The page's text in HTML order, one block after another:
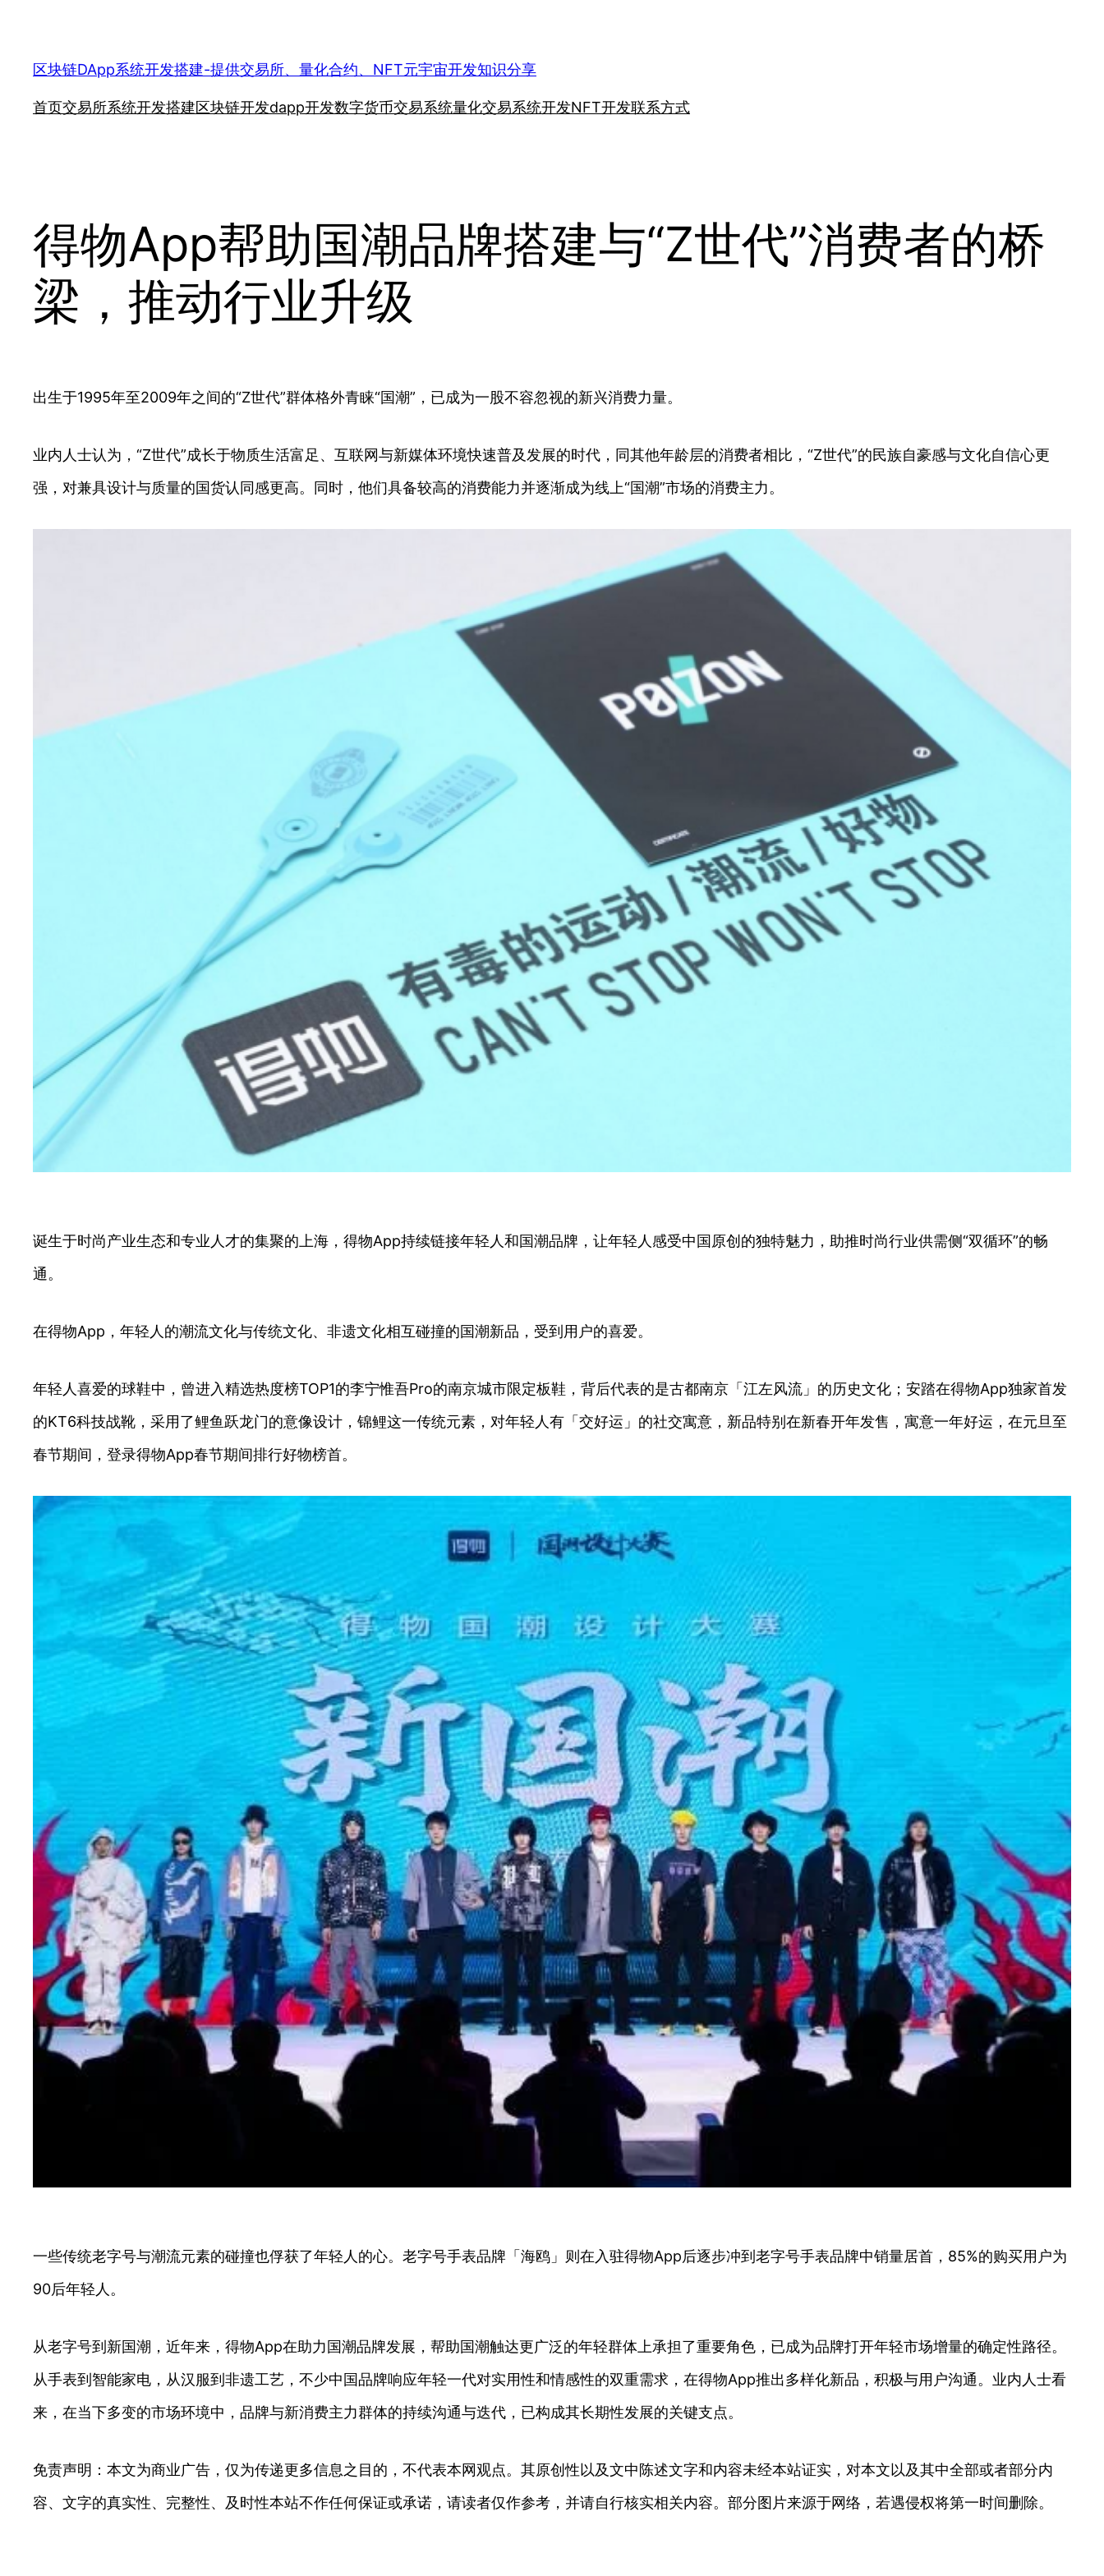
区块链DApp系统开发搭建-提供交易所、量化合约、NFT元宇宙开发知识分享
首页交易所系统开发搭建区块链开发dapp开发数字货币交易系统量化交易系统开发NFT开发联系方式
​得物App帮助国潮品牌搭建与“Z世代”消费者的桥
梁，推动行业升级
出生于1995年至2009年之间的“Z世代”群体格外青睐“国潮”，已成为一股不容忽视的新兴消费力量。
业内人士认为，“Z世代”成长于物质生活富足、互联网与新媒体环境快速普及发展的时代，同其他年龄层的消费者相比，“Z世代”的民族自豪感与文化自信心更
强，对兼具设计与质量的国货认同感更高。同时，他们具备较高的消费能力并逐渐成为线上“国潮”市场的消费主力。
诞生于时尚产业生态和专业人才的集聚的上海，得物App持续链接年轻人和国潮品牌，让年轻人感受中国原创的独特魅力，助推时尚行业供需侧“双循环”的畅
通。
在得物App，年轻人的潮流文化与传统文化、非遗文化相互碰撞的国潮新品，受到用户的喜爱。
年轻人喜爱的球鞋中，曾进入精选热度榜TOP1的李宁惟吾Pro的南京城市限定板鞋，背后代表的是古都南京「江左风流」的历史文化；安踏在得物App独家首发
的KT6科技战靴，采用了鲤鱼跃龙门的意像设计，锦鲤这一传统元素，对年轻人有「交好运」的社交寓意，新品特别在新春开年发售，寓意一年好运，在元旦至
春节期间，登录得物App春节期间排行好物榜首。
一些传统老字号与潮流元素的碰撞也俘获了年轻人的心。老字号手表品牌「海鸥」则在入驻得物App后逐步冲到老字号手表品牌中销量居首，85%的购买用户为
90后年轻人。
从老字号到新国潮，近年来，得物App在助力国潮品牌发展，帮助国潮触达更广泛的年轻群体上承担了重要角色，已成为品牌打开年轻市场增量的确定性路径。
从手表到智能家电，从汉服到非遗工艺，不少中国品牌响应年轻一代对实用性和情感性的双重需求，在得物App推出多样化新品，积极与用户沟通。业内人士看
来，在当下多变的市场环境中，品牌与新消费主力群体的持续沟通与迭代，已构成其长期性发展的关键支点。
免责声明：本文为商业广告，仅为传递更多信息之目的，不代表本网观点。其原创性以及文中陈述文字和内容未经本站证实，对本文以及其中全部或者部分内
容、文字的真实性、完整性、及时性本站不作任何保证或承诺，请读者仅作参考，并请自行核实相关内容。部分图片来源于网络，若遇侵权将第一时间删除。